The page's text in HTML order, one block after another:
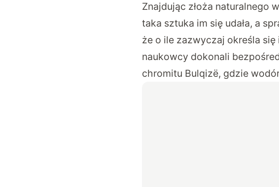
Znajdując złoża naturalnego
taka sztuka im się udała, a
że o ile zazwyczaj określa
naukowcy dokonali
chromitu Bulqizë, gdzie